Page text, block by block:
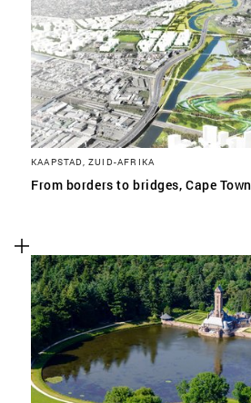
KAAPSTAD, ZUID-AFRIKA
From borders to bridges, Cape Town